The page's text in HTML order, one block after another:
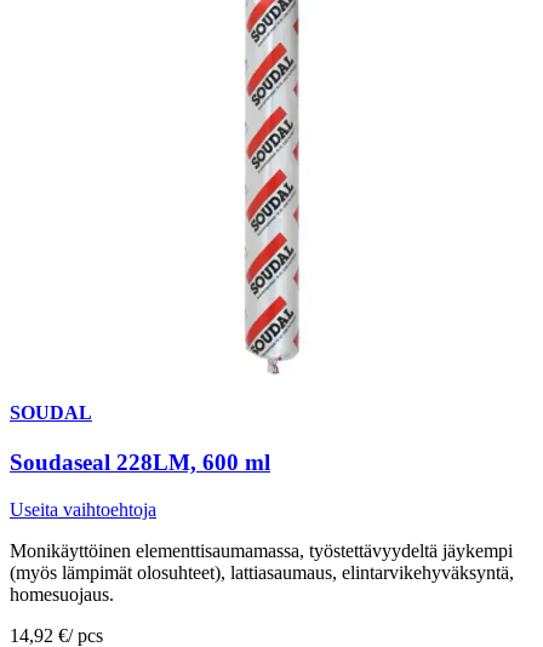
SOUDAL
Soudaseal 228LM, 600 ml
Useita vaihtoehtoja
Monikäyttöinen elementtisaumamassa, työstettävyydeltä jäykempi
(myös lämpimät olosuhteet), lattiasaumaus, elintarvikehyväksyntä,
homesuojaus.
14,92 €/ pcs